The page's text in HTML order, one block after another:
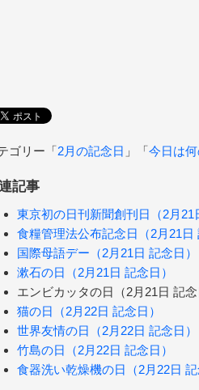
ゴリー「2月の記念日 」「今日は何
記事
東京初の日刊新聞創刊日（2月21
食糧管理法公布記念日（2月21日
国際母語デー（2月21日 記念日）
漱石の日（2月21日 記念日）
エンビカッタの日（2月21日 記念
猫の日（2月22日 記念日）
世界友情の日（2月22日 記念日）
竹島の日（2月22日 記念日）
食器洗い乾燥機の日（2月22日 記